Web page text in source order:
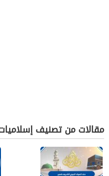
مقالات من تصنيف